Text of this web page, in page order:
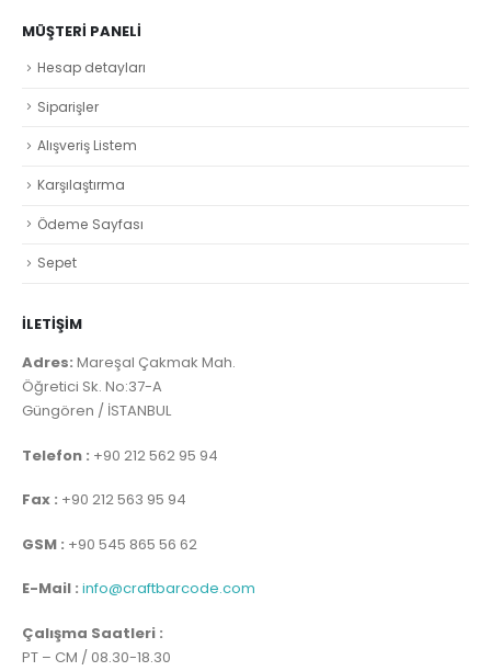
MÜŞTERI PANELI
Hesap detayları
Siparişler
Alışveriş Listem
Karşılaştırma
Ödeme Sayfası
Sepet
İLETİŞİM
Adres: Mareşal Çakmak Mah.
Öğretici Sk. No:37-A
Güngören / İSTANBUL
Telefon : +90 212 562 95 94
Fax : +90 212 563 95 94
GSM : +90 545 865 56 62
E-Mail : info@craftbarcode.com
Çalışma Saatleri :
PT – CM / 08.30-18.30